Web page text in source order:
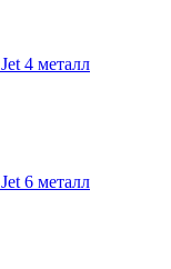
4 металл
6 металл